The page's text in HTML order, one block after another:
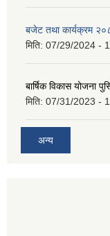
बजेट तथा कार्यक्रम
मिति: 07/29/2024 -
बार्षिक विकास योजना
मिति: 07/31/2023 -
अन्य